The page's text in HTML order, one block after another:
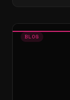
BLOG